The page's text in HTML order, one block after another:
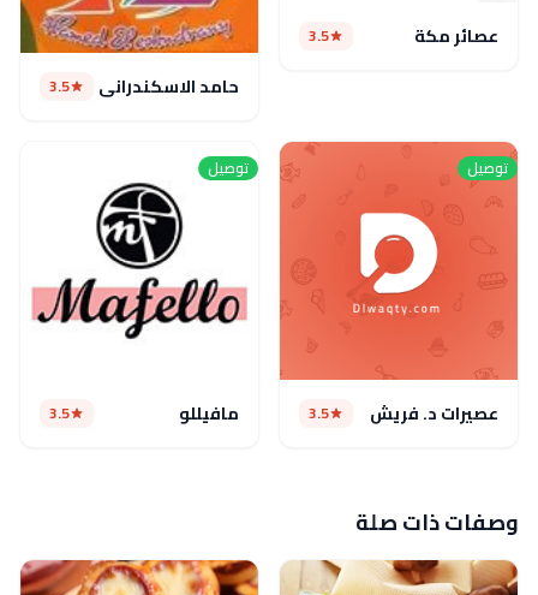
عصائر مكة 3.5
حامد الاسكندراني 3.5
توصيل
عصيرات د. فريش 3.5
توصيل
مافيللو 3.5
وصفات ذات صلة